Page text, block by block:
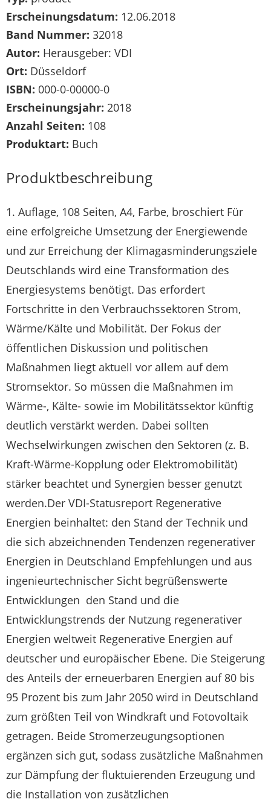
Erscheinungsdatum: 12.06.2018
Band Nummer: 32018
Autor: Herausgeber: VDI
Ort: Düsseldorf
ISBN: 000-0-00000-0
Erscheinungsjahr: 2018
Anzahl Seiten: 108
Produktart: Buch
Produktbeschreibung
1. Auflage, 108 Seiten, A4, Farbe, broschiert Für
eine erfolgreiche Umsetzung der Energiewende
und zur Erreichung der Klimagasminderungsziele
Deutschlands wird eine Transformation des
Energiesystems benötigt. Das erfordert
Fortschritte in den Verbrauchssektoren Strom,
Wärme/Kälte und Mobilität. Der Fokus der
öffentlichen Diskussion und politischen
Maßnahmen liegt aktuell vor allem auf dem
Stromsektor. So müssen die Maßnahmen im
Wärme-, Kälte- sowie im Mobilitätssektor künftig
deutlich verstärkt werden. Dabei sollten
Wechselwirkungen zwischen den Sektoren (z. B.
Kraft-Wärme-Kopplung oder Elektromobilität)
stärker beachtet und Synergien besser genutzt
werden.Der VDI-Statusreport Regenerative
Energien beinhaltet: den Stand der Technik und
die sich abzeichnenden Tendenzen regenerativer
Energien in Deutschland Empfehlungen und aus
ingenieurtechnischer Sicht begrüßenswerte
Entwicklungen den Stand und die
Entwicklungstrends der Nutzung regenerativer
Energien weltweit Regenerative Energien auf
deutscher und europäischer Ebene. Die Steigerung
des Anteils der erneuerbaren Energien auf 80 bis
95 Prozent bis zum Jahr 2050 wird in Deutschland
zum größten Teil von Windkraft und Fotovoltaik
getragen. Beide Stromerzeugungsoptionen
ergänzen sich gut, sodass zusätzliche Maßnahmen
zur Dämpfung der fluktuierenden Erzeugung und
die Installation von zusätzlichen